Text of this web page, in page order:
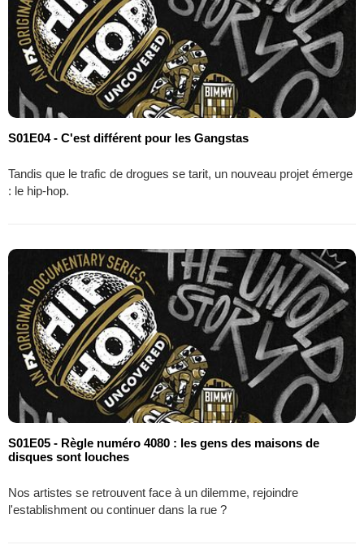
S01E04 - C'est différent pour les Gangstas
Tandis que le trafic de drogues se tarit, un nouveau projet émerge
: le hip-hop.
S01E05 - Règle numéro 4080 : les gens des maisons de
disques sont louches
Nos artistes se retrouvent face à un dilemme, rejoindre
l'establishment ou continuer dans la rue ?